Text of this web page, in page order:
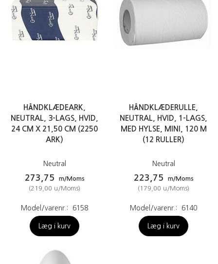
HÅNDKLÆDEARK,
NEUTRAL, 3-LAGS, HVID,
24 CM X 21,50 CM (2250
ARK)
Neutral
273,75
m/Moms
(219,00 u/Moms)
Model/varenr.: 6158
Læg i kurv
HÅNDKLÆDERULLE,
NEUTRAL, HVID, 1-LAGS,
MED HYLSE, MINI, 120 M
(12 RULLER)
Neutral
223,75
m/Moms
( 179,00 u/Moms)
Model/varenr.: 6140
Læg i kurv